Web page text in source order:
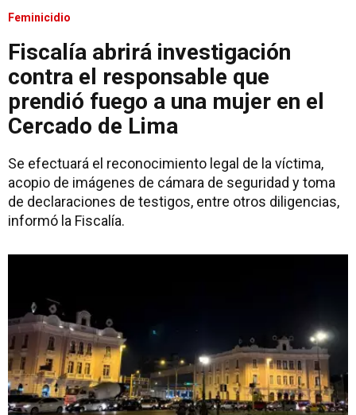
Feminicidio
Fiscalía abrirá investigación
contra el responsable que
prendió fuego a una mujer en el
Cercado de Lima
Se efectuará el reconocimiento legal de la víctima,
acopio de imágenes de cámara de seguridad y toma
de declaraciones de testigos, entre otros diligencias,
informó la Fiscalía.